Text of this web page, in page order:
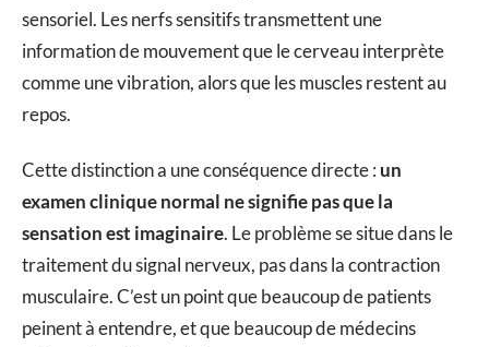
sensoriel. Les nerfs sensitifs transmettent une
information de mouvement que le cerveau interprète
comme une vibration, alors que les muscles restent au
repos.
Cette distinction a une conséquence directe : un
examen clinique normal ne signifie pas que la
sensation est imaginaire. Le problème se situe dans le
traitement du signal nerveux, pas dans la contraction
musculaire. C’est un point que beaucoup de patients
peinent à entendre, et que beaucoup de médecins